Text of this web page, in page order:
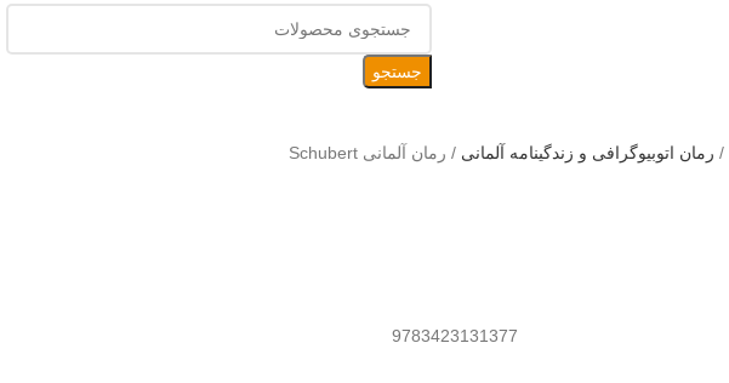
جستجو
/ رمان اتوبیوگرافی و زندگینامه آلمانی / رمان آلمانی Schubert
9783423131377